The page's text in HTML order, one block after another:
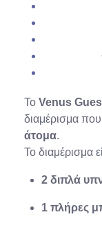
Το Venus
διαμέρισμα
άτομα.
Το διαμέρισμα
2 διπλά
1 πλήρες